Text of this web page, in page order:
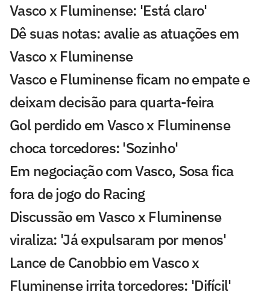
Vasco x Fluminense: 'Está claro'
Dê suas notas: avalie as atuações em
Vasco x Fluminense
Vasco e Fluminense ficam no empate e
deixam decisão para quarta-feira
Gol perdido em Vasco x Fluminense
choca torcedores: 'Sozinho'
Em negociação com Vasco, Sosa fica
fora de jogo do Racing
Discussão em Vasco x Fluminense
viraliza: 'Já expulsaram por menos'
Lance de Canobbio em Vasco x
Fluminense irrita torcedores: 'Difícil'